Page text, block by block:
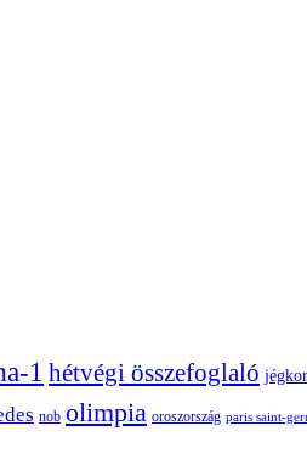
1 hétvégi összefoglaló
nob olimpia oroszország paris saint-